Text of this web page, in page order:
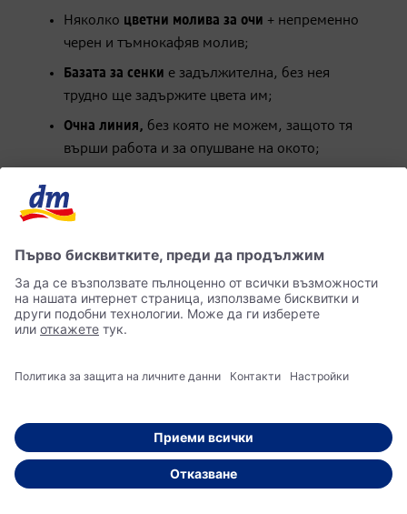
Няколко цветни молива за очи + непременно
черен и тъмнокафяв молив;
Базата за сенки е задължителна, без нея
трудно ще задържите цвета им;
Очна линия, без която не можем, защото тя
върши работа и за опушване на окото;
Базов
Няколко червилав основни цветове, аз бих
препоръчала да са дълготрайни;
Продукт за вежди(молив+ гел) за рисуване на
косъмчета;
Фиксаторза грим, матиращ или хиратиращ,
според Вашата кожа.
четките са инструментът, без който не